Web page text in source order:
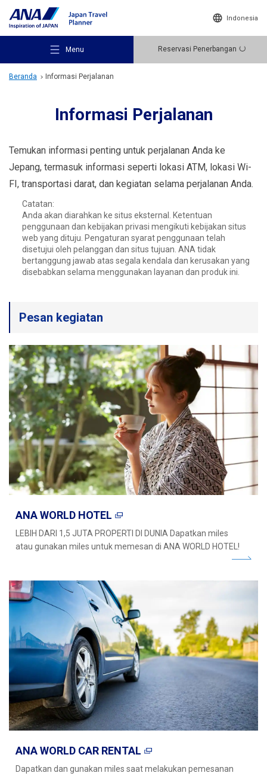
Indonesia
Menu Reservasi Penerbangan
Rekomendasi Tempat Wisata
Ide Perjalanan
Destinasi Wisata
Informasi Perjalanan
Layanan ANA
Tutup
Beranda Informasi Perjalanan
Informasi Perjalanan
Temukan informasi penting untuk perjalanan Anda ke
Jepang, termasuk informasi seperti lokasi ATM, lokasi Wi-
FI, transportasi darat, dan kegiatan selama perjalanan Anda.
Catatan:
Anda akan diarahkan ke situs eksternal. Ketentuan
penggunaan dan kebijakan privasi mengikuti kebijakan situs
web yang dituju. Pengaturan syarat penggunaan telah
disetujui oleh pelanggan dan situs tujuan. ANA tidak
bertanggung jawab atas segala kendala dan kerusakan yang
disebabkan selama menggunakan layanan dan produk ini.
Pesan kegiatan
ANA WORLD HOTEL
LEBIH DARI 1,5 JUTA PROPERTI DI DUNIA Dapatkan miles
atau gunakan miles untuk memesan di ANA WORLD HOTEL!
ANA WORLD CAR RENTAL
Dapatkan dan gunakan miles saat melakukan pemesanan